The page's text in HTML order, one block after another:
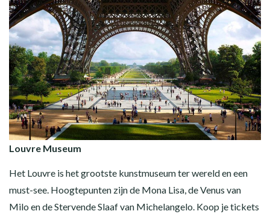
Louvre Museum
Het Louvre is het grootste kunstmuseum ter wereld en een
must-see. Hoogtepunten zijn de Mona Lisa, de Venus van
Milo en de Stervende Slaaf van Michelangelo. Koop je tickets